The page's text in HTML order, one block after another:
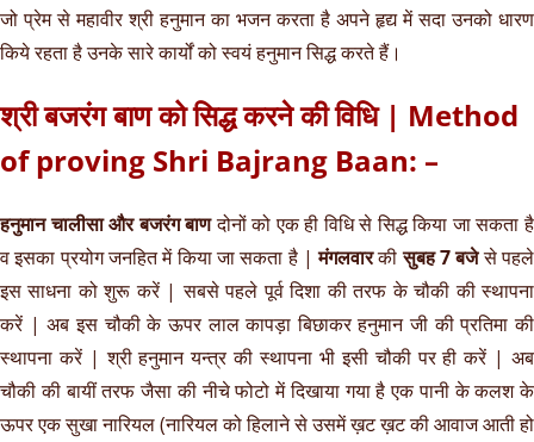
जो प्रेम से महावीर श्री हनुमान का भजन करता है अपने हृद्य में सदा उनको धारण
किये रहता है उनके सारे कार्यों को स्वयं हनुमान सिद्ध करते हैं।
श्री बजरंग बाण को सिद्ध करने की विधि | Method
of proving Shri Bajrang Baan: –
हनुमान चालीसा और बजरंग बाणदोनों को एक ही विधि से सिद्ध किया जा सकता है
व इसका प्रयोग जनहित में किया जा सकता है |मंगलवारकीसुबह 7 बजेसे पहले
इस साधना को शुरू करें | सबसे पहले पूर्व दिशा की तरफ के चौकी की स्थापना
करें | अब इस चौकी के ऊपर लाल कापड़ा बिछाकर हनुमान जी की प्रतिमा की
स्थापना करें | श्री हनुमान यन्त्र की स्थापना भी इसी चौकी पर ही करें | अब
चौकी की बायीं तरफ जैसा की नीचे फोटो में दिखाया गया है एक पानी के कलश के
ऊपर एक सुखा नारियल (नारियल को हिलाने से उसमें ख़ट ख़ट की आवाज आती हो